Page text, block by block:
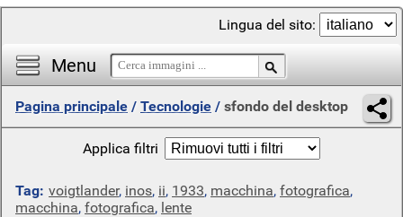
Menu
Lingua del sito:
Pagina principale / Tecnologie / sfondo del desktop
Applica filtri
Tag: voigtlander, inos, ii, 1933, macchina, fotografica,
macchina, fotografica, lente